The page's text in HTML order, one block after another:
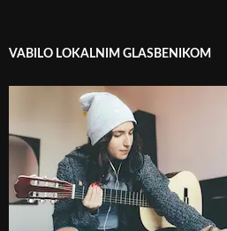
VABILO LOKALNIM GLASBENIKOM